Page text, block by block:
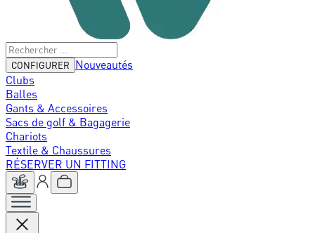
CONFIGURER
Nouveautés
Clubs
Balles
Gants & Accessoires
Sacs de golf & Bagagerie
Chariots
Textile & Chaussures
RÉSERVER UN FITTING